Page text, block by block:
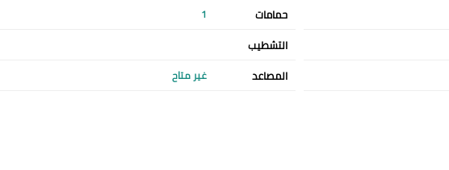
حمامات 1
التشطيب
المصاعد غير متاح